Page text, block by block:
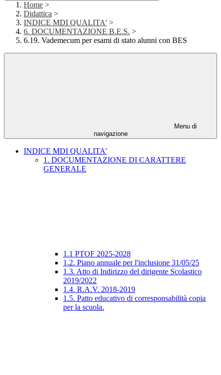
Home >
Didattica >
INDICE MDI QUALITA' >
6. DOCUMENTAZIONE B.E.S. >
6.19. Vademecum per esami di stato alunni con BES
Menu di
navigazione
INDICE MDI QUALITA'
1. DOCUMENTAZIONE DI CARATTERE
GENERALE
1.1 PTOF 2025-2028
1.2. Piano annuale per l'inclusione 31/05/25
1.3. Atto di Indirizzo del dirigente Scolastico
2019/2022
1.4. R.A.V. 2018-2019
1.5. Patto educativo di corresponsabilità copia
per la scuola.